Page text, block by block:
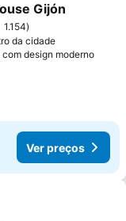
favoritos
Gijón
1.154
da cidade
design modernoVer
Ver preços
favoritos